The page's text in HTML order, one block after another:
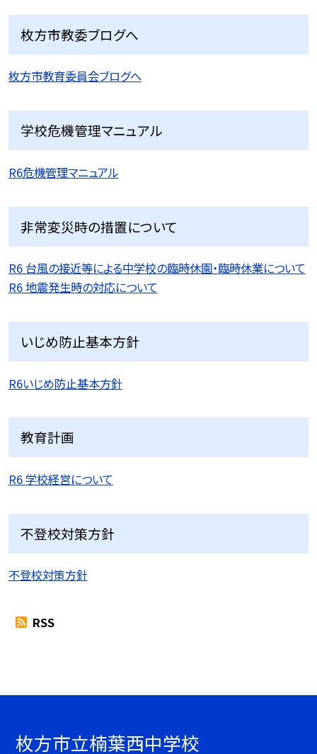
枚方市教委ブログへ
枚方市教育委員会ブログへ
学校危機管理マニュアル
R6危機管理マニュアル
非常変災時の措置について
R6 台風の接近等による中学校の臨時休園・臨時休業について
R6 地震発生時の対応について
いじめ防止基本方針
R6いじめ防止基本方針
教育計画
R6 学校経営について
不登校対策方針
不登校対策方針
RSS
枚方市立楠葉西中学校